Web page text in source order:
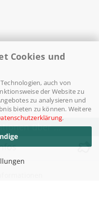
Cookies und
auch von
der Website zu
zu analysieren und
bieten zu können. Weitere
.
über ...